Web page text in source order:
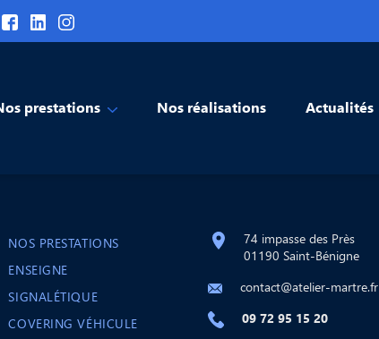
prestations Nos réalisations Actualités
NOS PRESTATIONS
ENSEIGNE
SIGNALÉTIQUE
COVERING VÉHICULE
74 impasse des Près
01190 Saint-Bénigne
contact@atelier-martre.fr
09 72 95 15 20